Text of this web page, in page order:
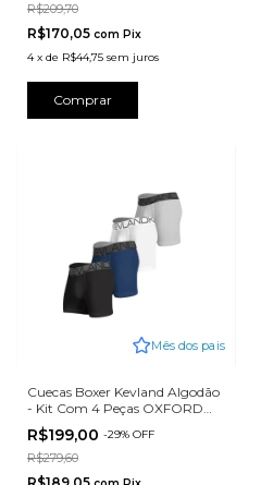
R$209,70
R$170,05 com Pix
4 x de R$44,75 sem juros
Comprar
Mês dos pais
Cuecas Boxer Kevland Algodão
- Kit Com 4 Peças OXFORD
SORTIDO
R$199,00 -29% OFF
R$279,60